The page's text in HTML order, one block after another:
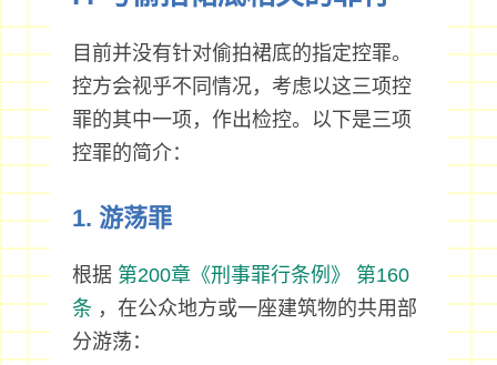
目前并没有针对偷拍裙底的指定控罪。
控方会视乎不同情况，考虑以这三项控
罪的其中一项，作出检控。以下是三项
控罪的简介：
1. 游荡罪
根据 第200章《刑事罪行条例》
第160
条，在公众地方或一座建筑物的共用部
分游荡：